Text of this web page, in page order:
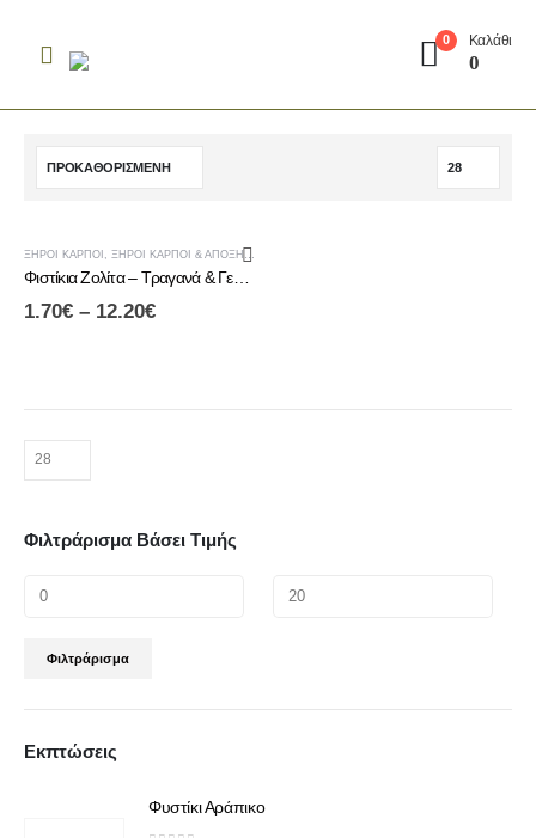
0 Καλάθι
0
ΞΗΡΟΊ ΚΑΡΠΟΊ , ΞΗΡΟΊ ΚΑΡΠΟΊ & ΑΠΟΞΗΡΑΜΈΝΑ ΦΡΟΎΤΑ
Φιστίκια Ζολίτα – Τραγανά & Γευστικά
1.70€ – 12.20€
Φιλτράρισμα Βάσει Τιμής
Φιλτράρισμα
Εκπτώσεις
Φυστίκι Αράπικο